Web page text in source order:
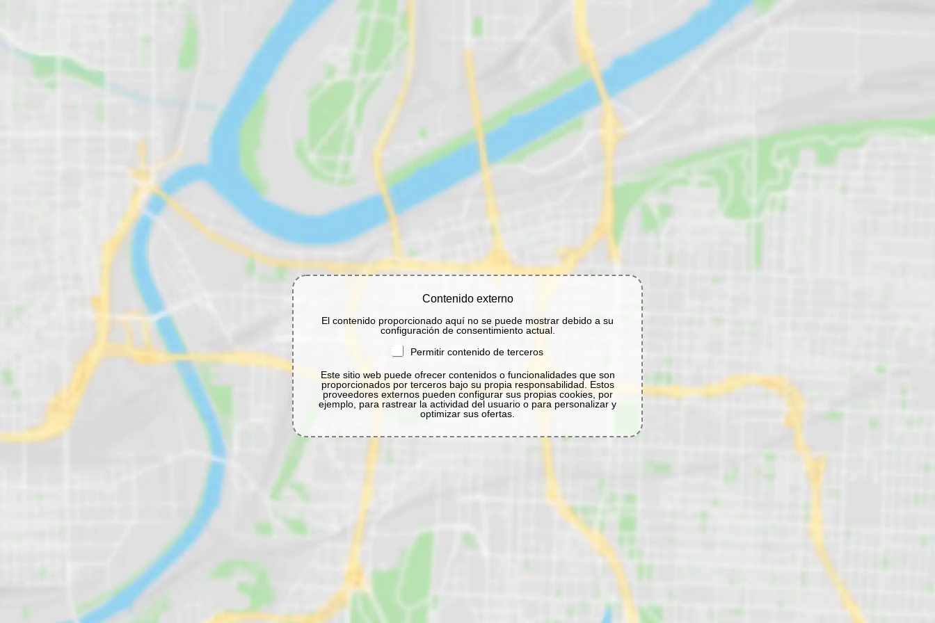
Contenido externo
El contenido proporcionado aquí no se puede mostrar debido a su
configuración de consentimiento actual.
Permitir contenido de terceros
Este sitio web puede ofrecer contenidos o funcionalidades que son
proporcionados por terceros bajo su propia responsabilidad. Estos
proveedores externos pueden configurar sus propias cookies, por
ejemplo, para rastrear la actividad del usuario o para personalizar y
optimizar sus ofertas.